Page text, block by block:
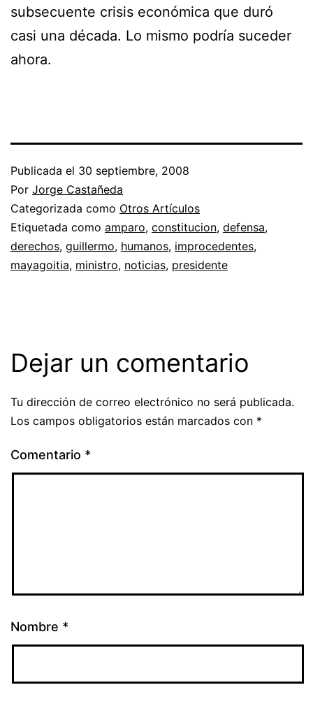
subsecuente crisis económica que duró
casi una década. Lo mismo podría suceder
ahora.
Publicada el 30 septiembre, 2008
Por Jorge Castañeda
Categorizada como Otros Artículos
Etiquetada como amparo, constitucion, defensa,
derechos, guillermo, humanos, improcedentes,
mayagoitia, ministro, noticias, presidente
Dejar un comentario
Tu dirección de correo electrónico no será publicada.
Los campos obligatorios están marcados con *
Comentario *
Nombre *